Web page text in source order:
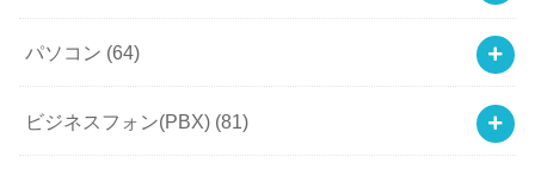
パソコン (64)
ビジネスフォン(PBX) (81)